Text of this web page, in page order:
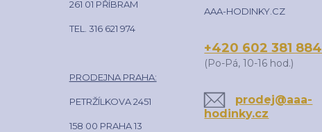
261 01 PŘÍBRAM
TEL. 316 621 974
PRODEJNA PRAHA:
PETRŽÍLKOVA 2451
158 00 PRAHA 13
AAA-HODINKY.CZ
+420 602 381 884
(Po-Pá, 10-16 hod.)
prodej@aaa-
hodinky.cz